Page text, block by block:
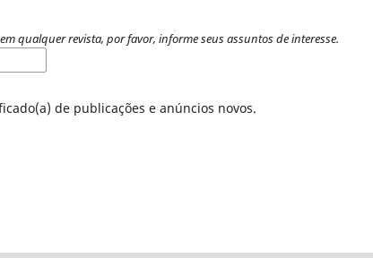
qualquer revista, por favor, informe seus assuntos de interesse.
de publicações e anúncios novos.